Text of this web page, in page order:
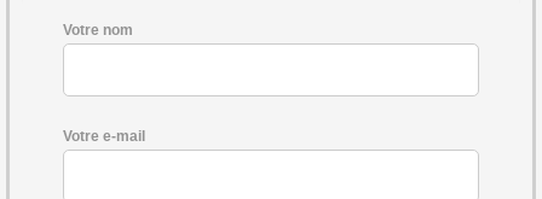
Votre nom
Votre e-mail